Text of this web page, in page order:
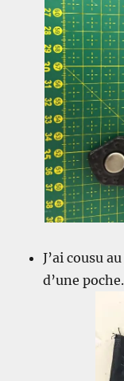
J’ai cousu
d’une poche.